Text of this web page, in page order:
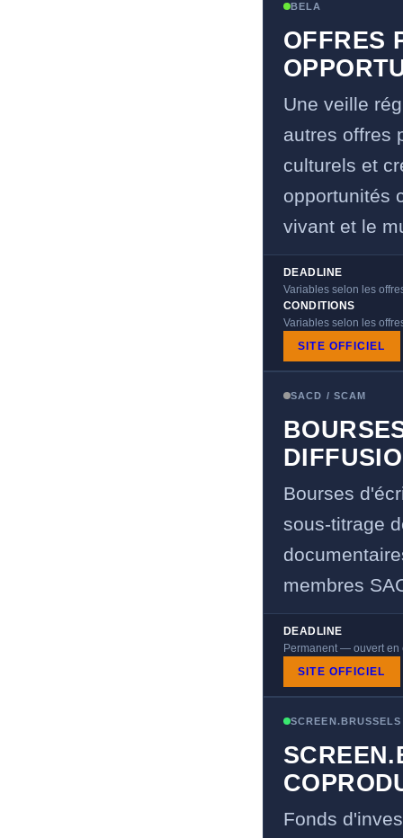
BELA
OFFRES
Une veille
autres offres
culturels et
opportunités
vivant et le
DEADLINE
Variables selon les
CONDITIONS
Variables selon les
SITE OFFICIEL
SACD / SCAM
Bourses
sous-titrage
membres
DEADLINE
Permanent — ouvert en
SITE OFFICIEL
SCREEN.BRUSSELS
Fonds